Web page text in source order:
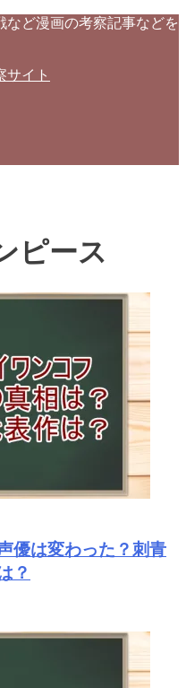
など漫画の考察記事などを
イト
ピース
優は変わった？刺青
？